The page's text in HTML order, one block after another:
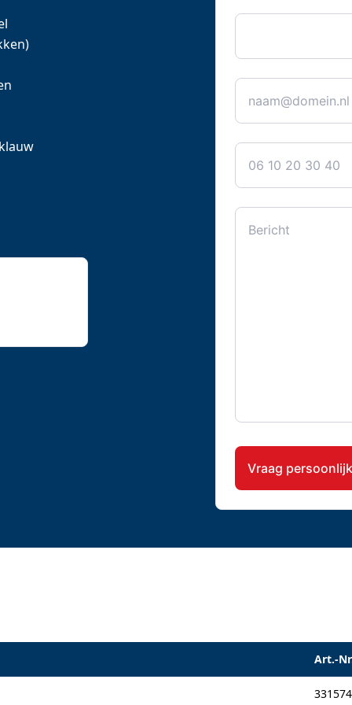
Art.-
331574